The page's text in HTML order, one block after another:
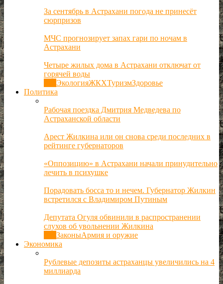
За сентябрь в Астрахани погода не принесёт
сюрпризов
МЧС прогнозирует запах гари по ночам в
Астрахани
Четыре жилых дома в Астрахани отключат от
горячей воды
ЭкологияЖКХТуризмЗдоровье
Политика
Рабочая поездка Дмитрия Медведева по
Астраханской области
Арест Жилкина или он снова среди последних в
рейтинге губернаторов
«Оппозицию» в Астрахани начали принудительно
лечить в психушке
Порадовать босса то и нечем. Губернатор Жилкин
встретился с Владимиром Путиным
Депутата Огуля обвинили в распространении
слухов об увольнении Жилкина
ЗаконыАрмия и оружие
Экономика
Рублевые депозиты астраханцы увеличились на 4
миллиарда